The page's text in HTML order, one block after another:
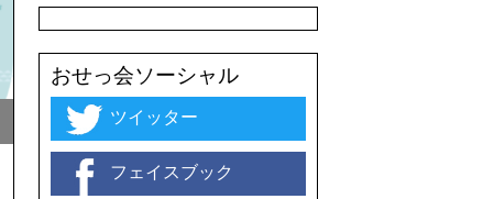
おせっ会ソーシャル
ツイッター
フェイスブック